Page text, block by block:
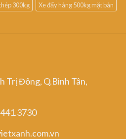
300kg Xe đẩy hàng 500kg mặt bàn
Trị Đông, Q.Bình Tân,